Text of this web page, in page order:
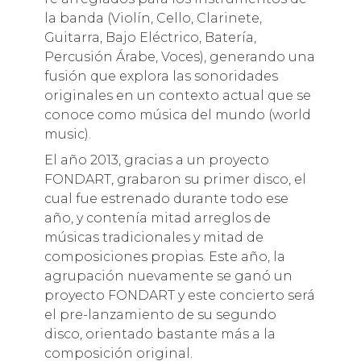
la banda (Violín, Cello, Clarinete,
Guitarra, Bajo Eléctrico, Batería,
Percusión Árabe, Voces), generando una
fusión que explora las sonoridades
originales en un contexto actual que se
conoce como música del mundo (world
music).
El año 2013, gracias a un proyecto
FONDART, grabaron su primer disco, el
cual fue estrenado durante todo ese
año, y contenía mitad arreglos de
músicas tradicionales y mitad de
composiciones propias. Este año, la
agrupación nuevamente se ganó un
proyecto FONDART y este concierto será
el pre-lanzamiento de su segundo
disco, orientado bastante más a la
composición original.